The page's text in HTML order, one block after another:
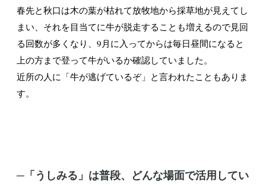
春先と秋口は木の葉が枯れて放牧地から採草地が見えてし
まい、それを目当てに牛が脱走することも増えるので見回
る回数が多くなり、9月に入ってからは毎日昼間になると
上の方まで登って牛がいるか確認していました。
近所の人に「牛が逃げているぞ」と言われたこともありま
す。
─「うしみる」は普段、どんな場面で活用してい